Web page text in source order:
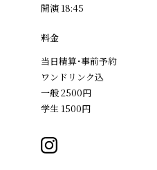
開演 18:45
料金
当日精算･事前予約
ワンドリンク込
一般 2500円
学生 1500円